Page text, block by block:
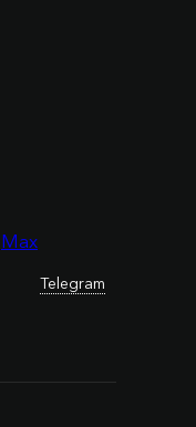
Max
Telegram